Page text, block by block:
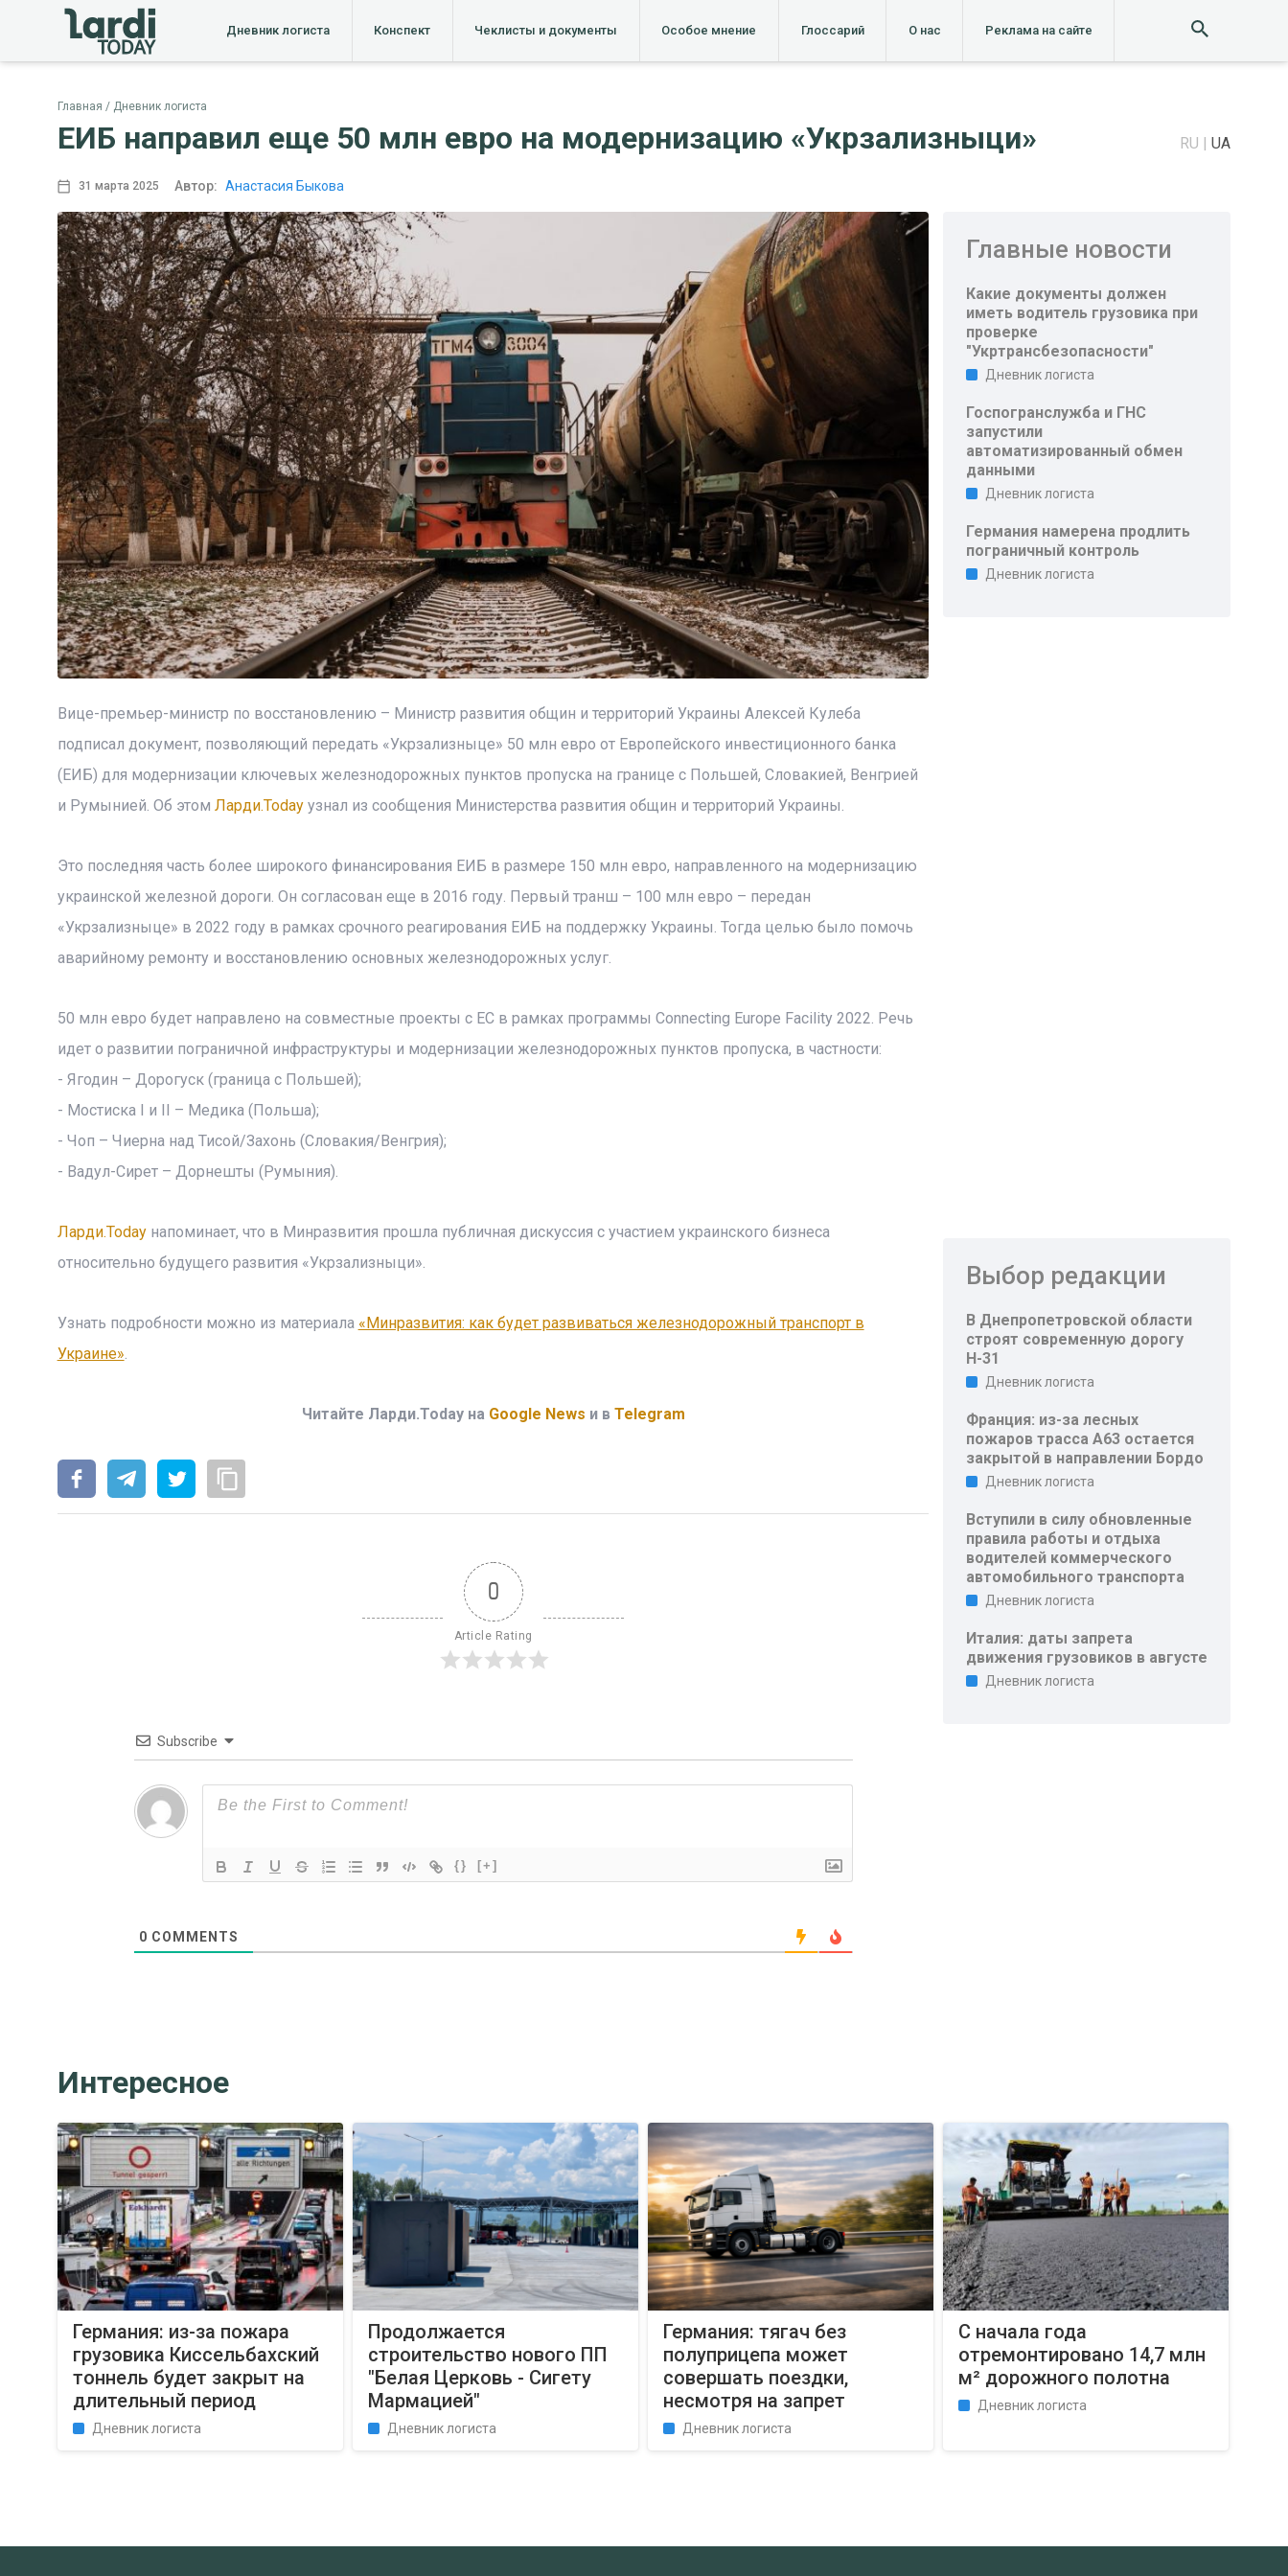
Дневник логиста Конспект Чеклисты и документы Особое мнение Глоссарий О нас Реклама на сайте
Главная Дневник логиста
ЕИБ направил еще 50 млн евро на модернизацию «Укрзализныци» RU UA
31 марта 2025 Автор: Анастасия Быкова
Вице-премьер-министр по восстановлению – Министр развития общин и территорий Украины Алексей Кулеба
подписал документ, позволяющий передать «Укрзализныце» 50 млн евро от Европейского инвестиционного банка
(ЕИБ) для модернизации ключевых железнодорожных пунктов пропуска на границе с Польшей, Словакией, Венгрией
и Румынией. Об этом Ларди.Todayузнал из сообщения Министерства развития общин и территорий Украины.
Это последняя часть более широкого финансирования ЕИБ в размере 150 млн евро, направленного на модернизацию
украинской железной дороги. Он согласован еще в 2016 году. Первый транш – 100 млн евро – передан
«Укрзализныце» в 2022 году в рамках срочного реагирования ЕИБ на поддержку Украины. Тогда целью было помочь
аварийному ремонту и восстановлению основных железнодорожных услуг.
50 млн евро будет направлено на совместные проекты с ЕС в рамках программы Connecting Europe Facility 2022. Речь
идет о развитии пограничной инфраструктуры и модернизации железнодорожных пунктов пропуска, в частности:
- Ягодин – Дорогуск (граница с Польшей);
- Мостиска I и II – Медика (Польша);
- Чоп – Чиерна над Тисой/Захонь (Словакия/Венгрия);
- Вадул-Сирет – Дорнешты (Румыния).
Ларди.Todayнапоминает, что в Минразвития прошла публичная дискуссия с участием украинского бизнеса
относительно будущего развития «Укрзализныци».
Узнать подробности можно из материала «Минразвития: как будет развиваться железнодорожный транспорт в
Украине».
Читайте Ларди.Today на Google News и в Telegram
0
Article Rating
Subscribe
{} [+]
0 COMMENTS
Главные новости
Какие документы должен
иметь водитель грузовика при
проверке
"Укртрансбезопасности"
Дневник логиста
Госпогранслужба и ГНС
запустили
автоматизированный обмен
данными
Дневник логиста
Германия намерена продлить
пограничный контроль
Дневник логиста
Выбор редакции
В Днепропетровской области
строят современную дорогу
Н-31
Дневник логиста
Франция: из-за лесных
пожаров трасса A63 остается
закрытой в направлении Бордо
Дневник логиста
Вступили в силу обновленные
правила работы и отдыха
водителей коммерческого
автомобильного транспорта
Дневник логиста
Италия: даты запрета
движения грузовиков в августе
Дневник логиста
Интересное
Германия: из-за пожара
грузовика Киссельбахский
тоннель будет закрыт на
длительный период
Дневник логиста
Продолжается
строительство нового ПП
"Белая Церковь - Сигету
Мармацией"
Дневник логиста
Германия: тягач без
полуприцепа может
совершать поездки,
несмотря на запрет
Дневник логиста
С начала года
отремонтировано 14,7 млн ​​
м² дорожного полотна
Дневник логиста